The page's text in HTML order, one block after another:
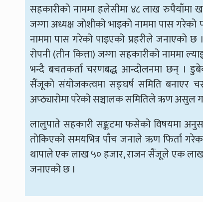
सहकारीको नाममा हलेसीमा ४८ लाख रुपैयाँमा
जग्गा अध्यक्ष जोशीको भाइको नाममा पास गरेको
नाममा पास गरेको पाइएको प्रहरीले जनाएको छ
रोपनी (तीन कित्ता) जग्गा सहकारीको
भन्दै बचतकर्ता चरणबद्ध आन्दोलनमा छन् ।
सैंजूको संयोजकत्वमा सङ्घर्ष समिति बनाएर
अप्ठ्यारोमा परेको सञ्चालक समितिले ऋण असुल
लालुपाते सहकारी सङ्कटमा फसेको विषयमा
तोकिएको समयभित्र पाँच जनाले ऋण फिर्ता
थापाले एक लाख ५० हजार, राजन सैंजूले एक लाख
जनाएको छ ।